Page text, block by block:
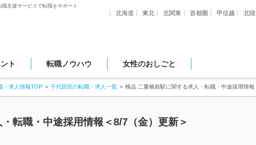
支援サービスで転職をサポート
北海道 東北 北関東 首都圏 甲信越 北陸
ト 転職ノウハウ 女性のおしごと
・求人情報TOP 千代田区の転職・求人一覧 検品 二重橋前駅に関する求人・転職・中途採用情報
転職・中途採用情報＜8/7（金）更新＞